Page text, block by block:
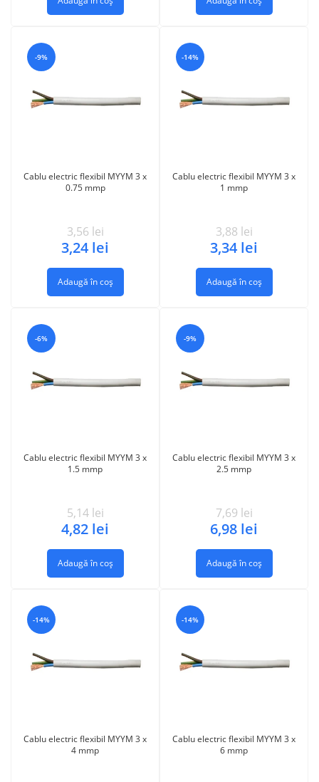
-9%
Cablu electric flexibil MYYM 3 x
0.75 mmp
3,56 lei
3,24 lei
Adaugă în coș
-14%
Cablu electric flexibil MYYM 3 x
1 mmp
3,88 lei
3,34 lei
Adaugă în coș
-6%
Cablu electric flexibil MYYM 3 x
1.5 mmp
5,14 lei
4,82 lei
Adaugă în coș
-9%
Cablu electric flexibil MYYM 3 x
2.5 mmp
7,69 lei
6,98 lei
Adaugă în coș
-14%
Cablu electric flexibil MYYM 3 x
4 mmp
-14%
Cablu electric flexibil MYYM 3 x
6 mmp